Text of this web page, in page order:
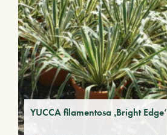
YUCCA filamentosa ‚Bright Edge‘